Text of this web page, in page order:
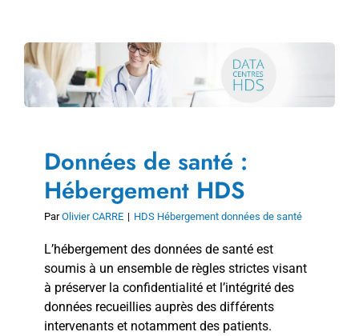
Données de santé :
Hébergement HDS
ParOlivier CARRE | HDS Hébergement données de santé
L’hébergement des données de santé est
soumis à un ensemble de règles strictes visant
à préserver la confidentialité et l’intégrité des
données recueillies auprès des différents
intervenants et notamment des patients.